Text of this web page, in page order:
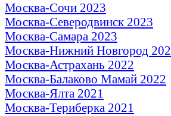
Москва-Сочи 2023
Москва-Северодвинск 2023
Москва-Самара 2023
Москва-Нижний Новгород
Москва-Астрахань 2022
Москва-Балаково Мамай 2022
Москва-Ялта 2021
Москва-Териберка 2021